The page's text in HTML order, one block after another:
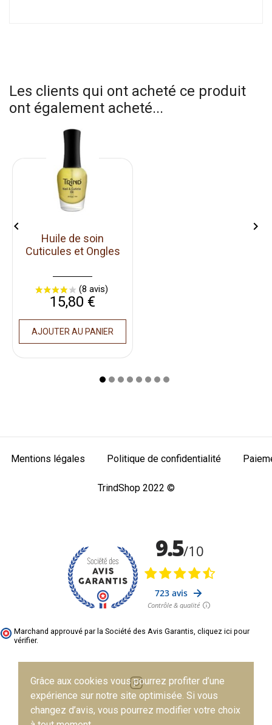
Grâce aux cookies vous pourrez profiter d’une
expérience sur notre site optimisée. Si vous
changez d’avis, vous pourrez modifier votre choix
Les clients qui ont acheté ce produit
ont également acheté...
Huile de soin
Cuticules et Ongles
Prix
15,80 €
AJOUTER AU PANIER
 
Mentions légales Politique de confidentialité
TrindShop 2022 ©
Marchand approuvé par la Société des Avis Garantis, cliquez ici pour
vérifier.